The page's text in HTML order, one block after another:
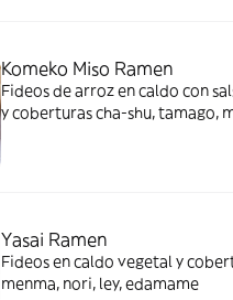
Komeko Miso Ramen
Fideos de arroz en caldo con
y coberturas cha-shu, tamago,
Yasai Ramen
Fideos en caldo vegetal y
menma, nori, ley, edamame